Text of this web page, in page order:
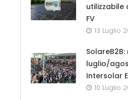
utilizzabile
FV
13 Luglio
luglio/
Intersolar
10 Luglio